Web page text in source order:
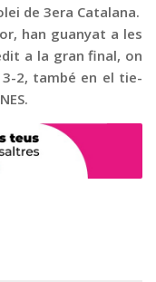
de 3era Catalana.
han guanyat a les
a la gran final, on
2, també en el tie-